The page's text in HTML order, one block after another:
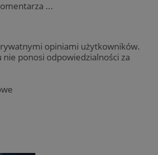
...
opiniami użytkowników.
ponosi odpowiedzialności za